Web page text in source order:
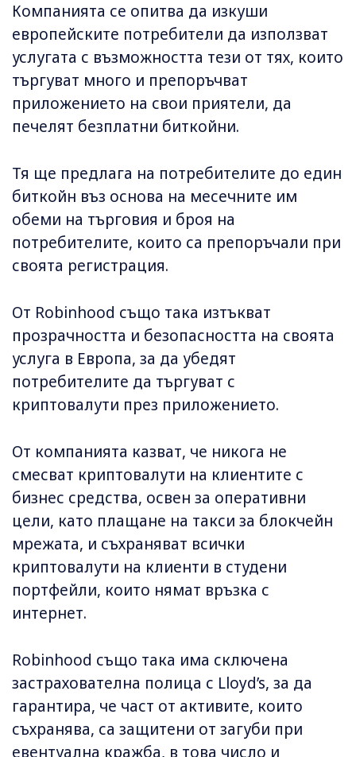
Компанията се опитва да изкуши
европейските потребители да използват
услугата с възможността тези от тях, които
търгуват много и препоръчват
приложението на свои приятели, да
печелят безплатни биткойни.
Тя ще предлага на потребителите до един
биткойн въз основа на месечните им
обеми на търговия и броя на
потребителите, които са препоръчали при
своята регистрация.
От Robinhood също така изтъкват
прозрачността и безопасността на своята
услуга в Европа, за да убедят
потребителите да търгуват с
криптовалути през приложението.
От компанията казват, че никога не
смесват криптовалути на клиентите с
бизнес средства, освен за оперативни
цели, като плащане на такси за блокчейн
мрежата, и съхраняват всички
криптовалути на клиенти в студени
портфейли, които нямат връзка с
интернет.
Robinhood също така има сключена
застрахователна полица с Lloyd’s, за да
гарантира, че част от активите, които
съхранява, са защитени от загуби при
евентуална кражба, в това число и